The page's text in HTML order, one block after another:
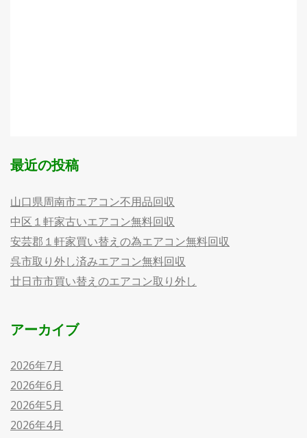
最近の投稿
山口県周南市エアコン不用品回収
中区１軒家古いエアコン無料回収
安芸郡１軒家買い替えの為エアコン無料回収
呉市取り外し済みエアコン無料回収
廿日市市買い替えのエアコン取り外し
アーカイブ
2026年7月
2026年6月
2026年5月
2026年4月